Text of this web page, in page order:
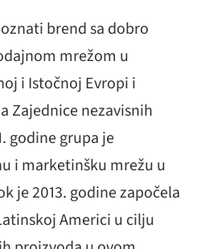
brend sa dobro
mrežom u
i Istočnoj Evropi i
Zajednice nezavisnih
godine grupa je
i marketinšku mrežu u
je 2013. godine započela
Americi u cilju